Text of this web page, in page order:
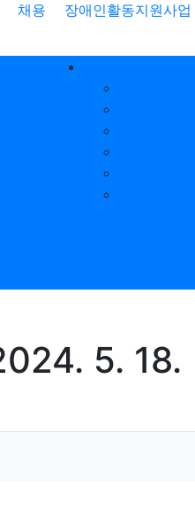
채용 장애인활동지원사업
5.